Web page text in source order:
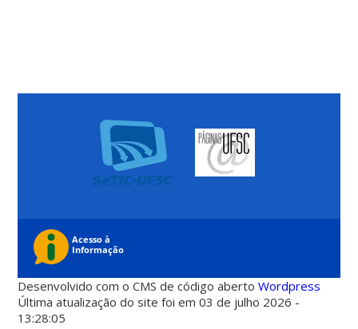
Desenvolvido com o CMS de código abertoWordpress
Última atualização do site foi em 03 de julho 2026 -
13:28:05